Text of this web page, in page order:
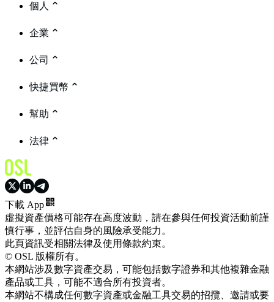
個人
企業
公司
快捷買幣
幫助
法律
下載 App
虛擬資產價格可能存在高度波動，請在參與任何投資活動前謹
慎行事，並評估自身的風險承受能力。
此頁資訊受相關法律及使用條款約束。
© OSL 版權所有。
本網站涉及數字資產交易，可能包括數字證券和其他複雜金融
產品或工具，可能不適合所有投資者。
本網站不構成任何數字資產或金融工具交易的招攬、邀請或要